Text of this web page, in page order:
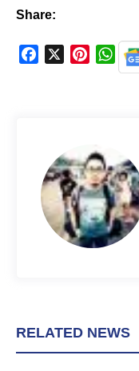
Share:
k
r
e
s
W
h
p
p
RELATED NEWS